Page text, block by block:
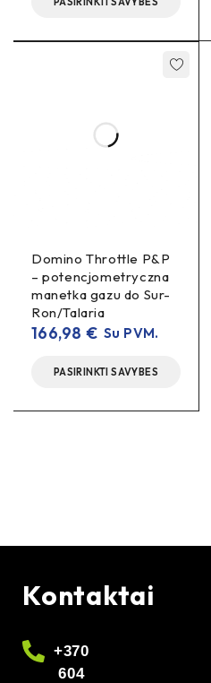
Domino Throttle P&P
– potencjometryczna
manetka gazu do Sur-
Ron/Talaria
166,98 € Su PVM.
PASIRINKTI SAVYBES
Kontaktai
+370
604